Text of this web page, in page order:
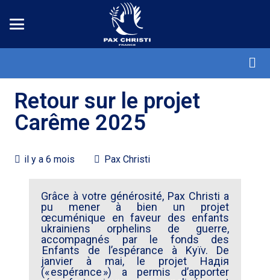
Retour sur le projet
Carême 2025
il y a 6 mois Pax Christi
Grâce à votre générosité, Pax Christi a
pu mener à bien un projet
œcuménique en faveur des enfants
ukrainiens orphelins de guerre,
accompagnés par le fonds des
Enfants de l’espérance à Kyïv. De
janvier à mai, le projet Hадія
(« espérance ») a permis d’apporter